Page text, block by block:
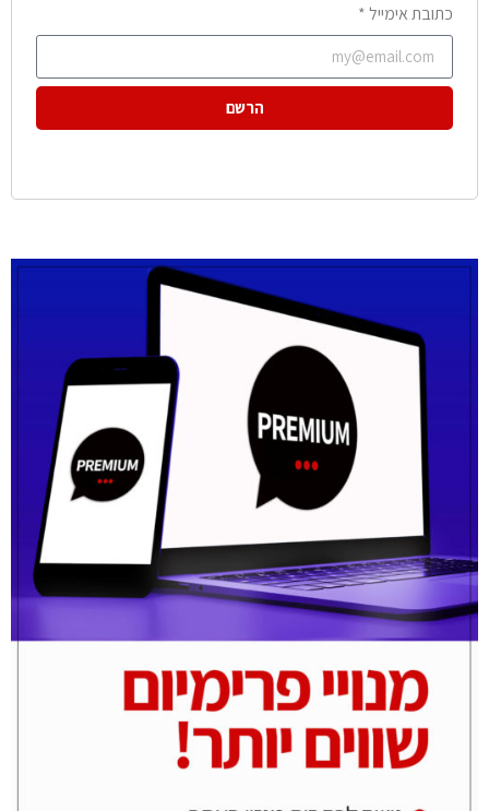
כתובת אימייל *
הרשם